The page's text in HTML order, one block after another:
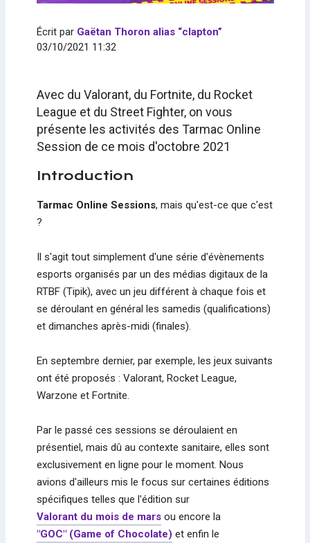
Écrit par Gaëtan Thoron alias “clapton”
03/10/2021 11:32
Avec du Valorant, du Fortnite, du Rocket
League et du Street Fighter, on vous
présente les activités des Tarmac Online
Session de ce mois d'octobre 2021
Introduction
Tarmac Online Sessions, mais qu'est-ce que c'est
?
Il s'agit tout simplement d'une série d'évènements
esports organisés par un des médias digitaux de la
RTBF (Tipik), avec un jeu différent à chaque fois et
se déroulant en général les samedis (qualifications)
et dimanches après-midi (finales).
En septembre dernier, par exemple, les jeux suivants
ont été proposés : Valorant, Rocket League,
Warzone et Fortnite.
Par le passé ces sessions se déroulaient en
présentiel, mais dû au contexte sanitaire, elles sont
exclusivement en ligne pour le moment. Nous
avions d'ailleurs mis le focus sur certaines éditions
spécifiques telles que l'édition sur
Valorant du mois de marsou encore la
"GOC" (Game of Chocolate) et enfin le